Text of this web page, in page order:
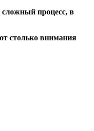
сложный процесс, в